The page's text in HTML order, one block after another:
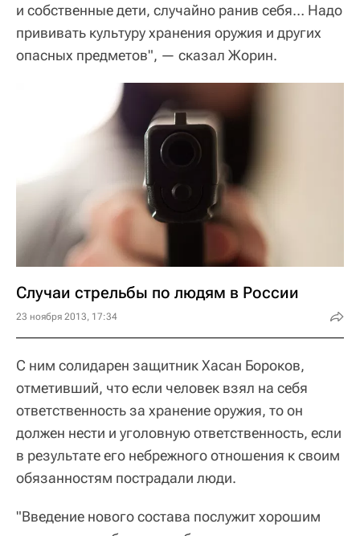
и собственные дети, случайно ранив себя… Надо
прививать культуру хранения оружия и других
опасных предметов", — сказал Жорин.
Случаи стрельбы по людям в России
23 ноября 2013, 17:34
С ним солидарен защитник Хасан Бороков,
отметивший, что если человек взял на себя
ответственность за хранение оружия, то он
должен нести и уголовную ответственность, если
в результате его небрежного отношения к своим
обязанностям пострадали люди.
"Введение нового состава послужит хорошим